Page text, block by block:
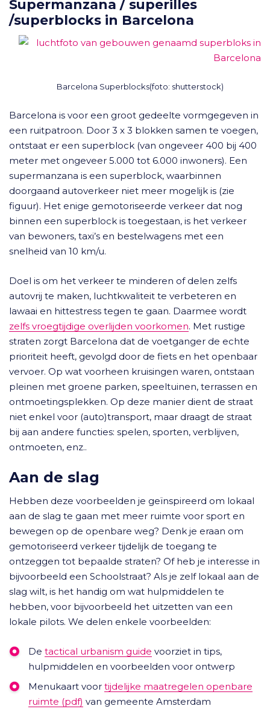
Supermanzana / superilles
/superblocks in Barcelona
Barcelona Superblocks(foto: shutterstock)
Barcelona is voor een groot gedeelte vormgegeven in
een ruitpatroon. Door 3 x 3 blokken samen te voegen,
ontstaat er een superblock (van ongeveer 400 bij 400
meter met ongeveer 5.000 tot 6.000 inwoners). Een
supermanzana is een superblock, waarbinnen
doorgaand autoverkeer niet meer mogelijk is (zie
figuur). Het enige gemotoriseerde verkeer dat nog
binnen een superblock is toegestaan, is het verkeer
van bewoners, taxi’s en bestelwagens met een
snelheid van 10 km/u.
Doel is om het verkeer te minderen of delen zelfs
autovrij te maken, luchtkwaliteit te verbeteren en
lawaai en hittestress tegen te gaan. Daarmee wordt
zelfs vroegtijdige overlijden voorkomen. Met rustige
straten zorgt Barcelona dat de voetganger de echte
prioriteit heeft, gevolgd door de fiets en het openbaar
vervoer. Op wat voorheen kruisingen waren, ontstaan
pleinen met groene parken, speeltuinen, terrassen en
ontmoetingsplekken. Op deze manier dient de straat
niet enkel voor (auto)transport, maar draagt de straat
bij aan andere functies: spelen, sporten, verblijven,
ontmoeten, enz..
Aan de slag
Hebben deze voorbeelden je geïnspireerd om lokaal
aan de slag te gaan met meer ruimte voor sport en
bewegen op de openbare weg? Denk je eraan om
gemotoriseerd verkeer tijdelijk de toegang te
ontzeggen tot bepaalde straten? Of heb je interesse in
bijvoorbeeld een Schoolstraat? Als je zelf lokaal aan de
slag wilt, is het handig om wat hulpmiddelen te
hebben, voor bijvoorbeeld het uitzetten van een
lokale pilots. We delen enkele voorbeelden:
De tactical urbanism guide voorziet in tips,
hulpmiddelen en voorbeelden voor ontwerp
Menukaart voor tijdelijke maatregelen openbare
ruimte (pdf) van gemeente Amsterdam